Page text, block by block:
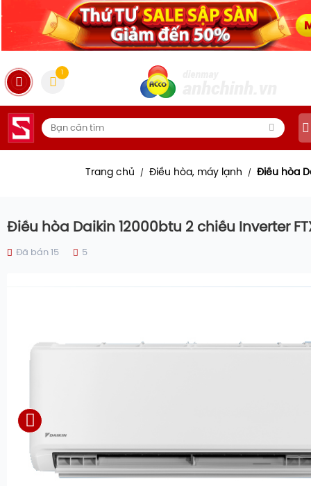
Trang chủ / Điều hòa, máy lạnh / Điều hòa
Điều hòa Daikin 12000btu 2 chiều Inverter
Đã bán 15 5